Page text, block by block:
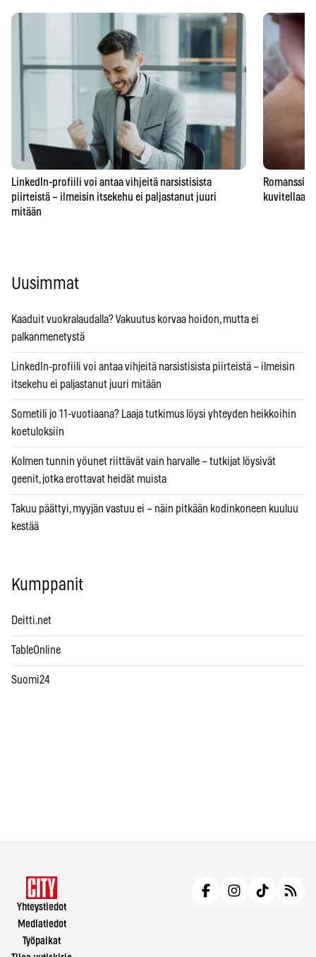
LinkedIn-profiili voi antaa vihjeitä narsistisista
piirteistä – ilmeisin itsekehu ei paljastanut juuri
mitään
kuvitellaan
Uusimmat
Kaaduit vuokralaudalla? Vakuutus korvaa hoidon, mutta ei
palkanmenetystä
LinkedIn-profiili voi antaa vihjeitä narsistisista piirteistä – ilmeisin
itsekehu ei paljastanut juuri mitään
Sometili jo 11-vuotiaana? Laaja tutkimus löysi yhteyden heikkoihin
koetuloksiin
Kolmen tunnin yöunet riittävät vain harvalle – tutkijat löysivät
geenit, jotka erottavat heidät muista
Takuu päättyi, myyjän vastuu ei – näin pitkään kodinkoneen kuuluu
kestää
Kumppanit
Deitti.net
TableOnline
Suomi24
Yhteystiedot
Mediatiedot
Työpaikat